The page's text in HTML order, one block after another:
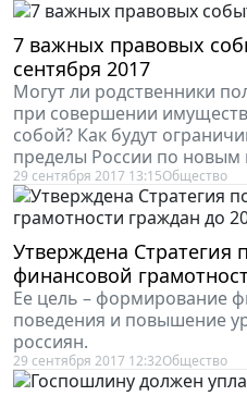
7 важных правовых
сентября 2017
Могут ли родственники
при совершении
собой? Как будут
пределы России по новым
29 сентября 2017 13:15Общество
Утверждена Стратегия
финансовой
Ее цель – формирование
поведения и повышение
россиян.
29 сентября 2017 12:32Общество